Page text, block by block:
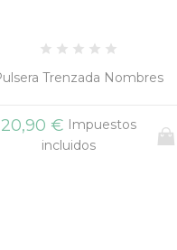
Brazalete Fino Nombres
16,90 €Impuestos
incluidos